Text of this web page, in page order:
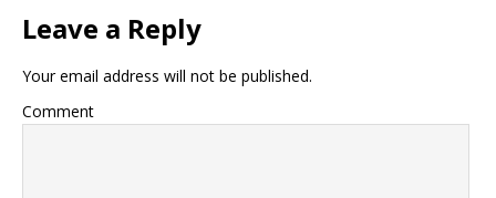
Leave a Reply
Your email address will not be published.
Comment